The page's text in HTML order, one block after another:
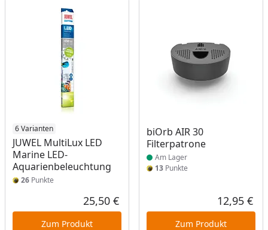
6 Varianten
JUWEL MultiLux LED
Marine LED-
Aquarienbeleuchtung
26 Punkte
Aktueller Preis
25,50 €
Zum Produkt
biOrb AIR 30
Filterpatrone
Produkt am Lager
Am Lager
13Punkte
12,95 €
Zum Produkt